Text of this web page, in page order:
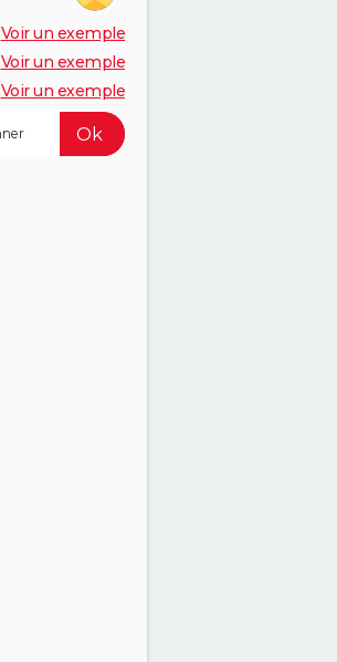
Voir un exemple
Voir un exemple
Voir un exemple